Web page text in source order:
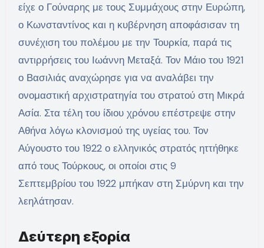
είχε ο Γούναρης με τους Συμμάχους στην Ευρώπη,
ο Κωνσταντίνος και η κυβέρνηση αποφάσισαν τη
συνέχιση του πολέμου με την Τουρκία, παρά τις
αντιρρήσεις του Ιωάννη Μεταξά. Τον Μάιο του 1921
ο Βασιλιάς αναχώρησε για να αναλάβει την
ονομαστική αρχιστρατηγία του στρατού στη Μικρά
Ασία. Στα τέλη του ίδιου χρόνου επέστρεψε στην
Αθήνα λόγω κλονισμού της υγείας του. Τον
Αύγουστο του 1922 ο ελληνικός στρατός ηττήθηκε
από τους Τούρκους, οι οποίοι στις 9
Σεπτεμβρίου του 1922 μπήκαν στη Σμύρνη και την
λεηλάτησαν.
Δεύτερη εξορία